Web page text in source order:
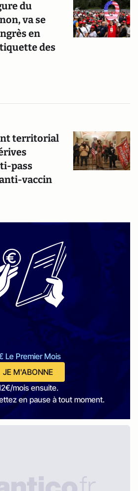
du
va se
en
des
territorial
pass
vaccin
Le Premier Mois
JE M'ABONNE
mois ensuite.
en pause à tout moment.